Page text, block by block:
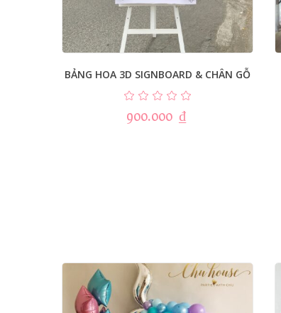
BẢNG HOA 3D SIGNBOARD & CHÂN GỖ
900.000 ₫